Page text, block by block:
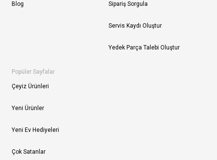
Blog Sipariş Sorgula
Servis Kaydı Oluştur
Yedek Parça Talebi Oluştur
Popüler Sayfalar
Çeyiz Ürünleri
Yeni Ürünler
Yeni Ev Hediyeleri
Çok Satanlar